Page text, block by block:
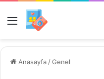
Menü
Anasayfa /Genel